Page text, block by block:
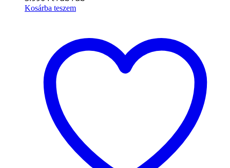
Kosárba teszem